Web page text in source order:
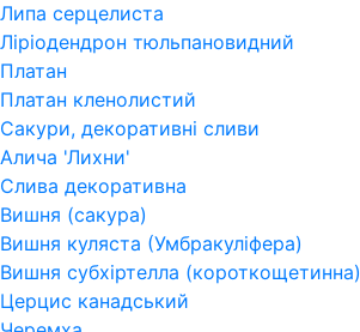
Липа серцелиста
Ліріодендрон тюльпановидний
Платан
Платан кленолистий
Сакури, декоративні сливи
Алича 'Лихни'
Слива декоративна
Вишня (сакура)
Вишня куляста (Умбракуліфера)
Вишня субхіртелла (короткощетинна)
Церцис канадський